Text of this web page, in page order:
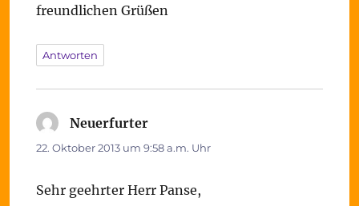
freundlichen Grüßen
Antworten
Neuerfurtersagt:
22. Oktober 2013 um 9:58 a.m. Uhr
Sehr geehrter Herr Panse,